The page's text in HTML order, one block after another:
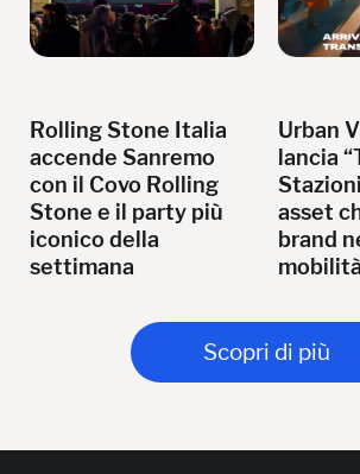
Rolling Stone Italia
accende Sanremo
con il Covo Rolling
Stone e il party più
iconico della
settimana
Urban
lancia
asset
brand
Scopri di più